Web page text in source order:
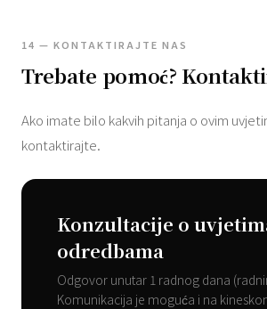
14 — KONTAKTIRAJTE NAS
Trebate pomoć?
Ako imate bilo kakvih pitanja o ovim
kontaktirajte.
Konzultacije o
odredbama
Odgovor unutar 1 radnog dana
Komunikacija je moguća i na